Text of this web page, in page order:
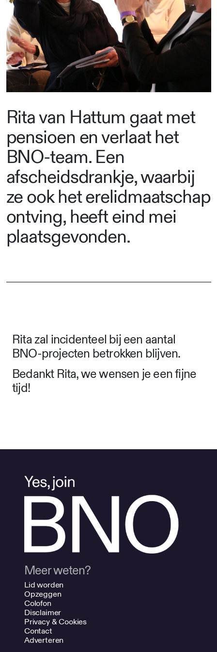
Rita van Hattum gaat met
pensioen en verlaat het
BNO-team. Een
afscheidsdrankje, waarbij
ze ook het erelidmaatschap
ontving, heeft eind mei
plaatsgevonden.
Rita zal incidenteel bij een aantal
BNO-projecten betrokken blijven.
Bedankt Rita, we wensen je een fijne
tijd!
Meer weten?
Lid worden
Opzeggen
Colofon
Disclaimer
Privacy & Cookies
Contact
Adverteren